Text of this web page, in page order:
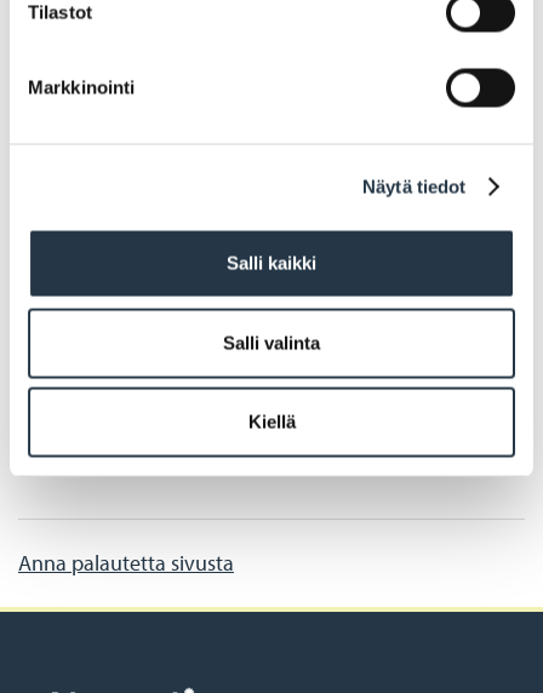
Tilastot
Markkinointi
Näytä tiedot
Salli kaikki
Salli valinta
Kiellä
Anna palautetta sivusta